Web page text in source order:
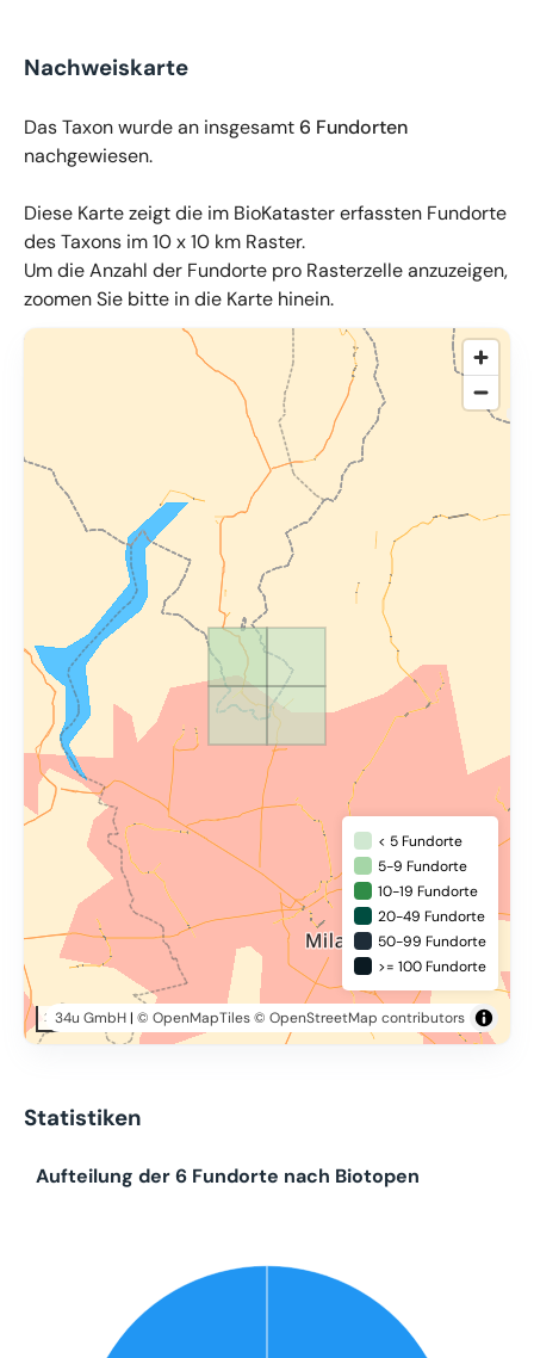
Nachweiskarte
Das Taxon wurde an insgesamt6 Fundorten
nachgewiesen.
Diese Karte zeigt die im BioKataster erfassten Fundorte
des Taxons im 10 x 10 km Raster.
Um die Anzahl der Fundorte pro Rasterzelle anzuzeigen,
zoomen Sie bitte in die Karte hinein.
© OpenMapTiles OpenStreetMap 34u GmbH
20 km
34u GmbH| © OpenMapTiles© OpenStreetMap contributors
< 5 Fundorte
5-9 Fundorte
10-19 Fundorte
20-49 Fundorte
50-99 Fundorte
>= 100 Fundorte
Statistiken
Aufteilung der 6 Fundorte nach Biotopen